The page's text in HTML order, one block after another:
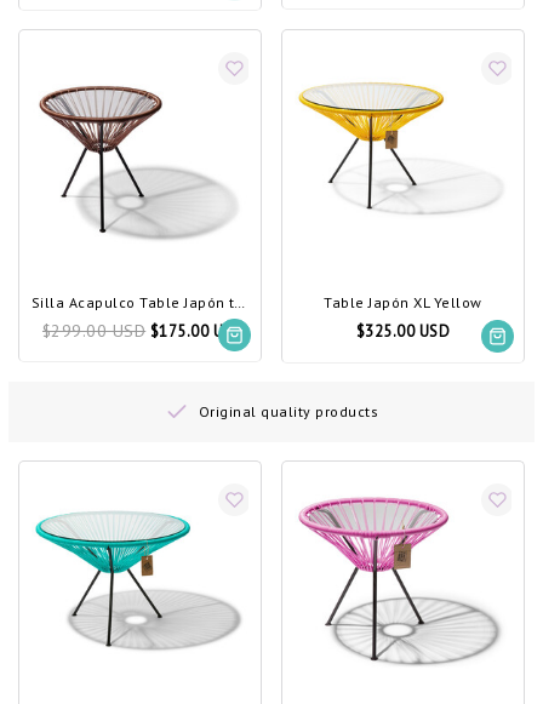
Silla Acapulco Table Japón taupe metallic
$299.00 USD $175.00 USD
Table Japón XL Yellow
$325.00 USD
Original quality products